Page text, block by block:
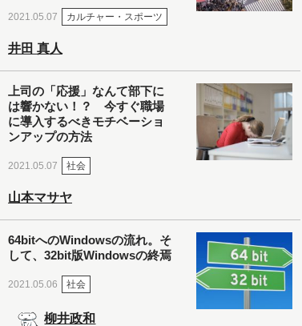
2021.05.07 カルチャー・スポーツ
井田 真人
上司の「応援」なんて部下に
は響かない！？ 今すぐ職場
に導入するべきモチベーショ
ンアップの方法
2021.05.07 社会
山本マサヤ
64bitへのWindowsの流れ。そ
して、32bit版Windowsの終焉
2021.05.06 社会
柳井政和